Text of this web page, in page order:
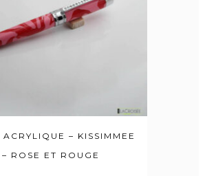
ACRYLIQUE – KISSIMMEE
– ROSE ET ROUGE